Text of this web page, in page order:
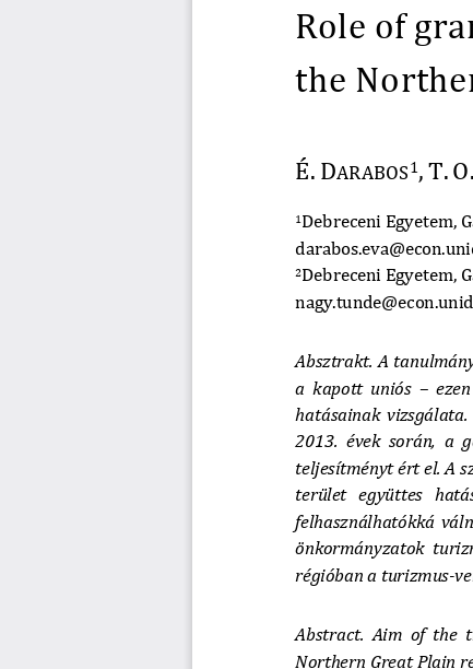
Role of
the
É. DARABOS1 T. O.
1 Debreceni Egyetem,
2Debreceni Egyetem,
Absztrakt. A
a kapott uniós –
hatásainak vizsgálata
2013. évek során, a
teljesítményt ért el. A
terület  együttes
felhasználhatókká
önkormányzatok
régióban a turizmus-
Abstract. Aim  of  the
Northern Great Plain